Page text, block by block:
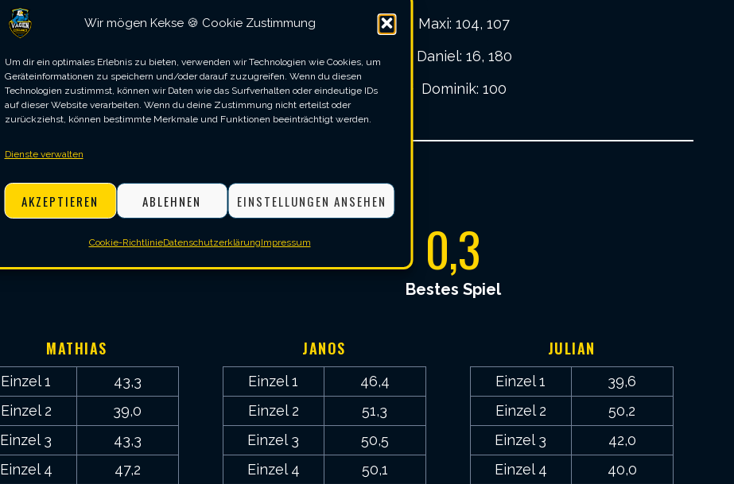
Wir mögen Kekse 🍪 Cookie Zustimmung
Um dir ein optimales Erlebnis zu bieten, verwenden wir Technologien wie Cookies, um
Geräteinformationen zu speichern und/oder darauf zuzugreifen. Wenn du diesen
Technologien zustimmst, können wir Daten wie das Surfverhalten oder eindeutige IDs
auf dieser Website verarbeiten. Wenn du deine Zustimmung nicht erteilst oder
zurückziehst, können bestimmte Merkmale und Funktionen beeinträchtigt werden.
Dienste verwalten
AKZEPTIEREN ABLEHNEN EINSTELLUNGEN ANSEHEN
Cookie-RichtlinieDatenschutzerklärungImpressum
Maxi: 104, 107
Daniel: 16, 180
Dominik: 100
Averages SV Vagen
6
,
0,3
Bestes Spiel
MATHIAS
Einzel 1
43,3
Einzel 2
39,0
Einzel 3
43,3
Einzel 4
47,2
JANOS
Einzel 1
46,4
Einzel 2
51,3
Einzel 3
50,5
Einzel 4
50,1
JULIAN
Einzel 1
39,6
Einzel 2
50,2
Einzel 3
42,0
Einzel 4
40,0